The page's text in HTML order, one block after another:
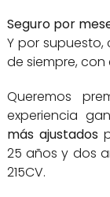
Seguro por
Y por supuesto,
de siempre,
Queremos
experiencia
más ajustados
25 años y dos
215CV.